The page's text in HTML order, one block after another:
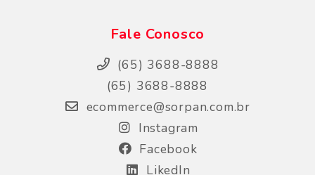
Fale Conosco
(65) 3688-8888
(65) 3688-8888
ecommerce@sorpan.com.br
Instagram
Facebook
LikedIn